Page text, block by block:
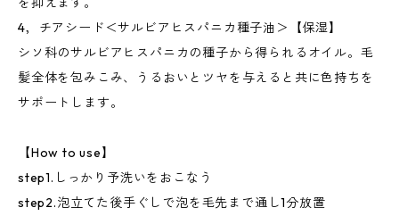
4，チアシード＜サルビアヒスパニカ種子油＞【保湿】
シソ科のサルビアヒスパニカの種子から得られるオイル。毛
髪全体を包みこみ、うるおいとツヤを与えると共に色持ちを
サポートします。
【How to use】
step1.しっかり予洗いをおこなう
step2.泡立てた後手ぐしで泡を毛先まで通し1分放置